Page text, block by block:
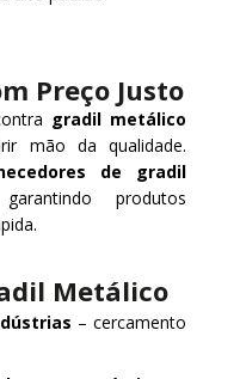
Preço Justo
gradil metálico
mão da qualidade.
de gradil
produtos
Metálico
– cercamento